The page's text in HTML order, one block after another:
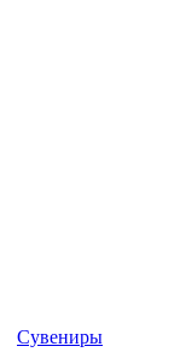
Сувениры